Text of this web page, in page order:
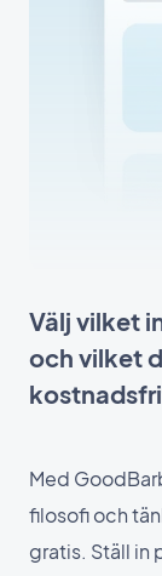
Välj vilket
och vilket
Med
filosofi och
gratis. Ställ in